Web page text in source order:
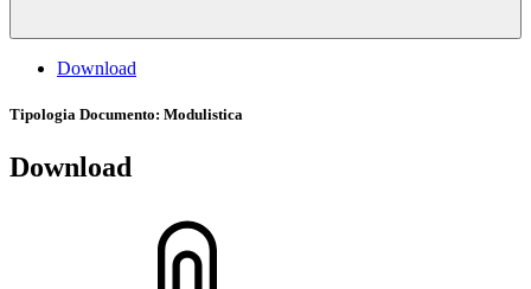
Download
Tipologia Documento: Modulistica
Download